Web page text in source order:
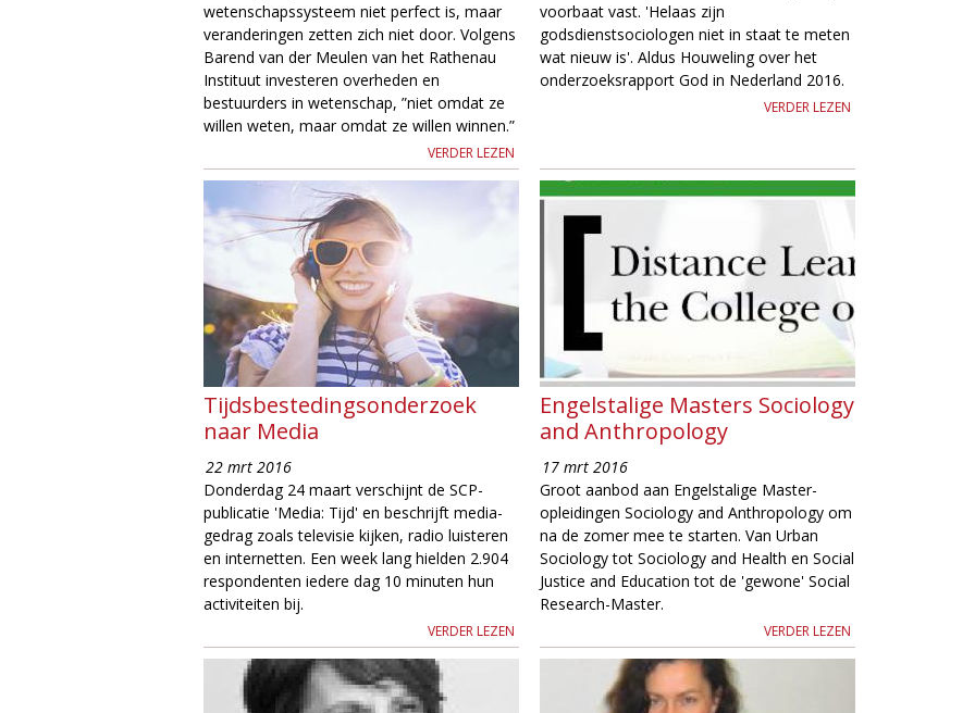
wetenschapssysteem niet perfect is, maar
veranderingen zetten zich niet door. Volgens
Barend van der Meulen van het Rathenau
Instituut investeren overheden en
bestuurders in wetenschap, ”niet omdat ze
willen weten, maar omdat ze willen winnen.”
VERDER LEZEN
voorbaat vast. 'Helaas zijn
godsdienstsociologen niet in staat te meten
wat nieuw is'. Aldus Houweling over het
onderzoeksrapport God in Nederland 2016.
VERDER LEZEN
Tijdsbestedingsonderzoek
naar Media
22 mrt 2016
Donderdag 24 maart verschijnt de SCP-
publicatie 'Media: Tijd' en beschrijft media-
gedrag zoals televisie kijken, radio luisteren
en internetten. Een week lang hielden 2.904
respondenten iedere dag 10 minuten hun
activiteiten bij.
VERDER LEZEN
Engelstalige Masters Sociology
and Anthropology
17 mrt 2016
Groot aanbod aan Engelstalige Master-
opleidingen Sociology and Anthropology om
na de zomer mee te starten. Van Urban
Sociology tot Sociology and Health en Social
Justice and Education tot de 'gewone' Social
Research-Master.
VERDER LEZEN